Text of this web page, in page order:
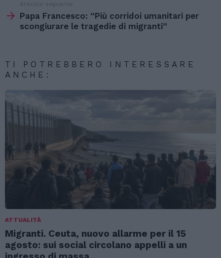
Articolo seguente
Papa Francesco: “Più corridoi umanitari per
scongiurare le tragedie di migranti”
TI POTREBBERO INTERESSARE
ANCHE:
ATTUALITÀ
Migranti. Ceuta, nuovo allarme per il 15
agosto: sui social circolano appelli a un